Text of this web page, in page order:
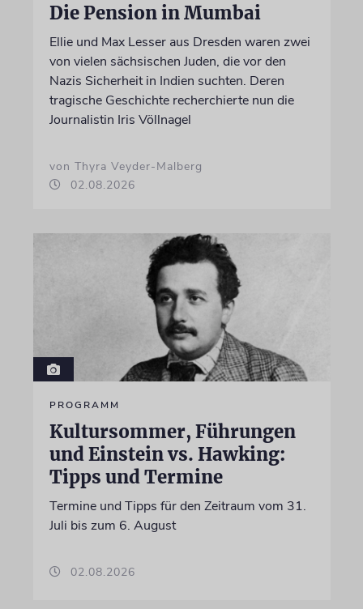
Die Pension in Mumbai
Ellie und Max Lesser aus Dresden waren zwei
von vielen sächsischen Juden, die vor den
Nazis Sicherheit in Indien suchten. Deren
tragische Geschichte recherchierte nun die
Journalistin Iris Völlnagel
von Thyra Veyder-Malberg
02.08.2026
PROGRAMM
Kultursommer, Führungen
und Einstein vs. Hawking:
Tipps und Termine
Termine und Tipps für den Zeitraum vom 31.
Juli bis zum 6. August
02.08.2026